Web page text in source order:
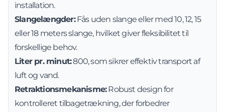
installation.
Slangelængder:Fås uden slange eller med 10, 12, 15
eller 18 meters slange, hvilket giver fleksibilitet til
forskellige behov.
Liter pr. minut:800, som sikrer effektiv transport af
luft og vand.
Retraktionsmekanisme:Robust design for
kontrolleret tilbagetrækning, der forbedrer